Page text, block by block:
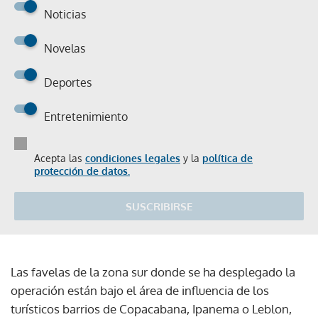
Noticias
Novelas
Deportes
Entretenimiento
Acepta las condiciones legales y la política de
protección de datos.
SUSCRIBIRSE
Las favelas de la zona sur donde se ha desplegado la
operación están bajo el área de influencia de los
turísticos barrios de Copacabana, Ipanema o Leblon,